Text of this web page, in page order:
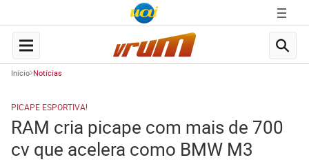
Início Notícias
PICAPE ESPORTIVA!
RAM cria picape com mais de 700
cv que acelera como BMW M3